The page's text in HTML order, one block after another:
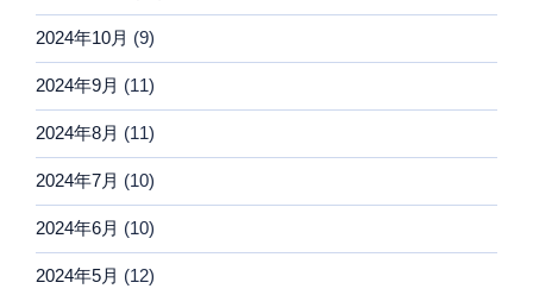
2024年10月 (9)
2024年9月 (11)
2024年8月 (11)
2024年7月 (10)
2024年6月 (10)
2024年5月 (12)